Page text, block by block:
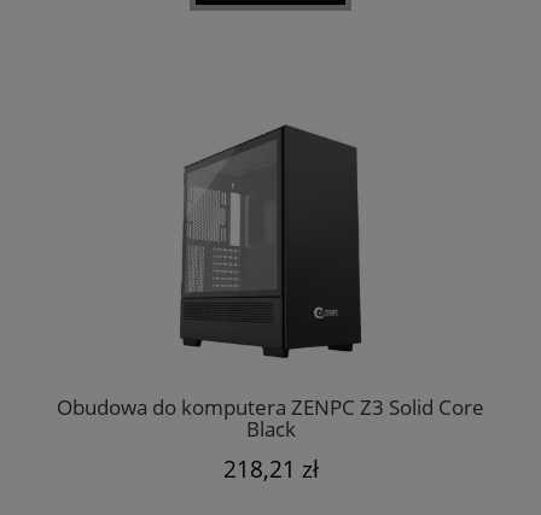
Obudowa do komputera ZENPC Z3 Solid Core
Black
218,21 zł